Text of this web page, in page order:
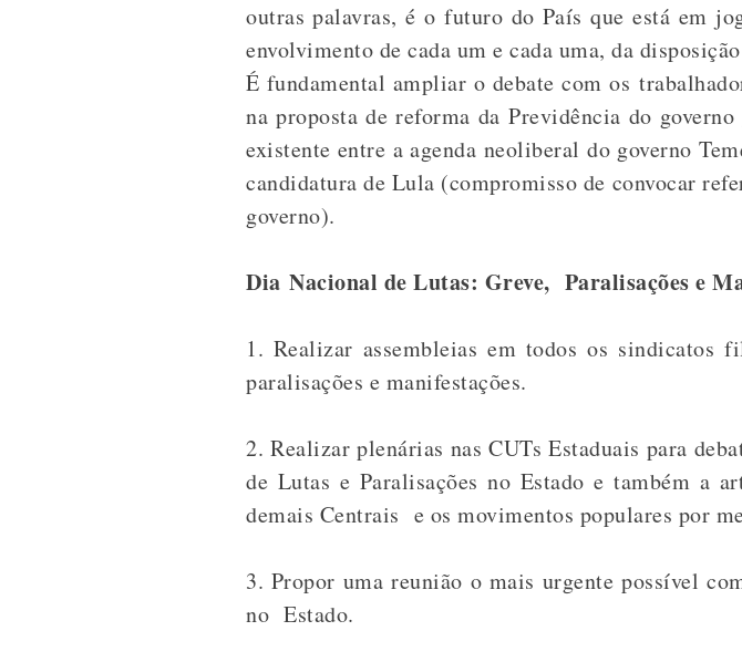
outras palavras, é o futuro do País que está em
envolvimento de cada um e cada uma, da
É fundamental ampliar o debate com os
na proposta de reforma da Previdência do
existente entre a agenda neoliberal do governo
candidatura de Lula (compromisso de convocar
governo).
Dia Nacional de Lutas: Greve, Paralisações e
1. Realizar assembleias em todos os
paralisações e manifestações.
2. Realizar plenárias nas CUTs Estaduais para
de Lutas e Paralisações no Estado e também a
demais Centrais e os movimentos populares por
3. Propor uma reunião o mais urgente possível
no Estado.